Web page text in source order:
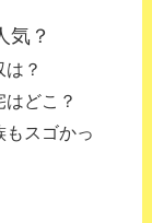
気？
？
どこ？
もスゴかっ